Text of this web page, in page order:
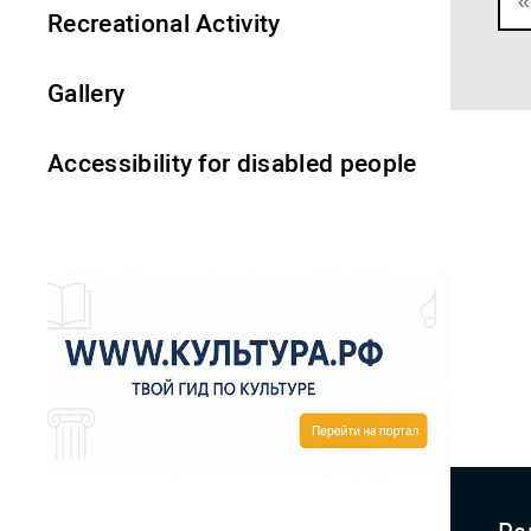
Recreational Activity
Gallery
Accessibility for disabled people